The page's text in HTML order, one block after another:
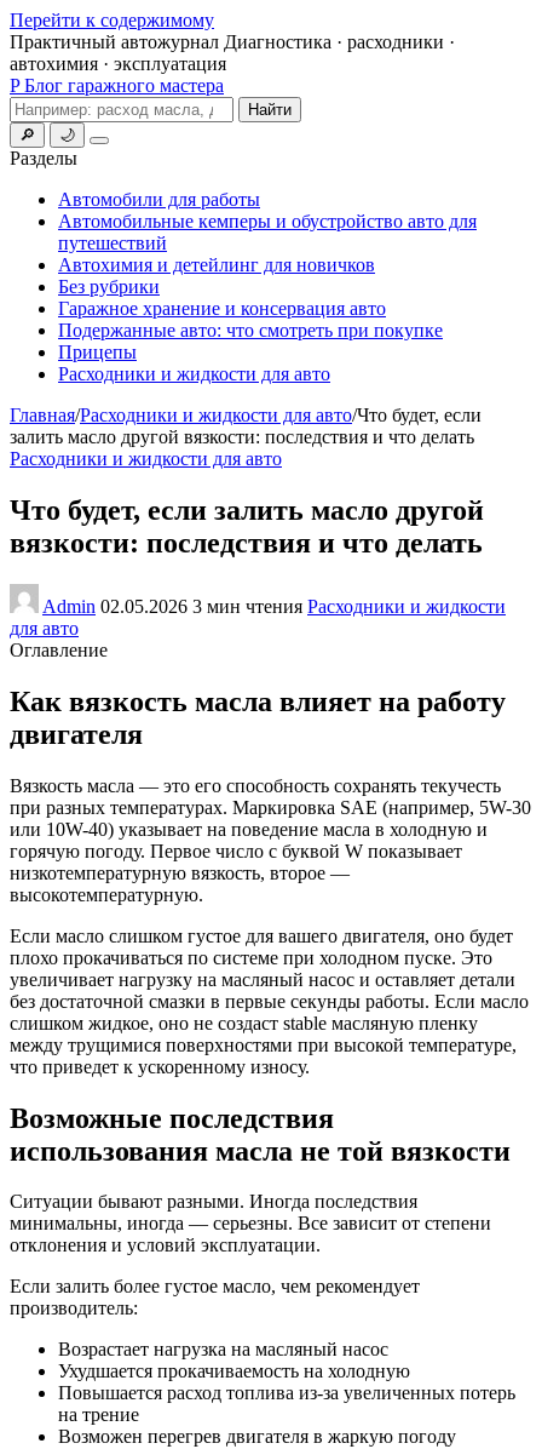
Перейти к содержимому
Практичный автожурнал Диагностика · расходники ·
автохимия · эксплуатация
P Блог гаражного мастера
Поиск
Найти
🔎
🌙
Меню
Разделы
Автомобили для работы
Автомобильные кемперы и обустройство авто для
путешествий
Автохимия и детейлинг для новичков
Без рубрики
Гаражное хранение и консервация авто
Подержанные авто: что смотреть при покупке
Прицепы
Расходники и жидкости для авто
Главная/Расходники и жидкости для авто/Что будет, если
залить масло другой вязкости: последствия и что делать
Расходники и жидкости для авто
Что будет, если залить масло другой
вязкости: последствия и что делать
Admin 02.05.2026 3 мин чтения Расходники и жидкости
для авто
Оглавление
Как вязкость масла влияет на работу
двигателя
Вязкость масла — это его способность сохранять текучесть
при разных температурах. Маркировка SAE (например, 5W-30
или 10W-40) указывает на поведение масла в холодную и
горячую погоду. Первое число с буквой W показывает
низкотемпературную вязкость, второе —
высокотемпературную.
Если масло слишком густое для вашего двигателя, оно будет
плохо прокачиваться по системе при холодном пуске. Это
увеличивает нагрузку на масляный насос и оставляет детали
без достаточной смазки в первые секунды работы. Если масло
слишком жидкое, оно не создаст stable масляную пленку
между трущимися поверхностями при высокой температуре,
что приведет к ускоренному износу.
Возможные последствия
использования масла не той вязкости
Ситуации бывают разными. Иногда последствия
минимальны, иногда — серьезны. Все зависит от степени
отклонения и условий эксплуатации.
Если залить более густое масло, чем рекомендует
производитель:
Возрастает нагрузка на масляный насос
Ухудшается прокачиваемость на холодную
Повышается расход топлива из-за увеличенных потерь
на трение
Возможен перегрев двигателя в жаркую погоду